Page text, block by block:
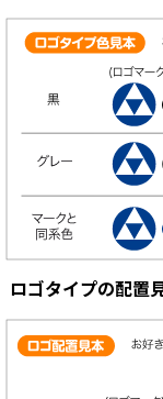
ロゴタイプの配置